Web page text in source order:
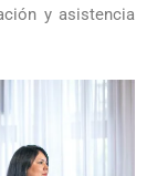
y asistencia